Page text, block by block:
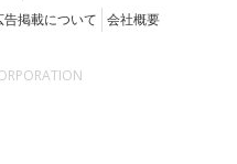
告掲載について 会社概要